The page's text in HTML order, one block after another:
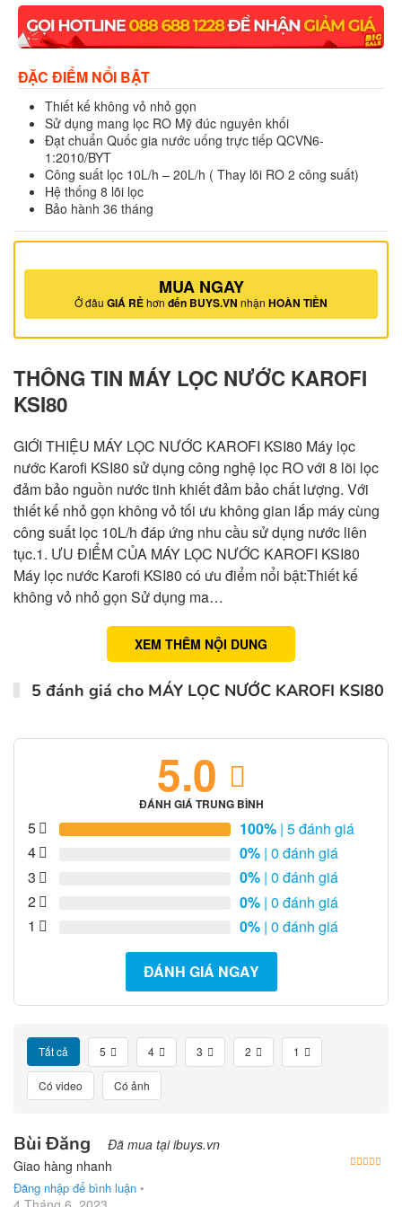
ĐẶC ĐIỂM NỔI BẬT
Thiết kế không vỏ nhỏ gọn
Sử dụng mang lọc RO Mỹ đúc nguyên khối
Đạt chuẩn Quốc gia nước uống trực tiếp QCVN6-
1:2010/BYT
Công suất lọc 10L/h – 20L/h ( Thay lõi RO 2 công suất)
Hệ thống 8 lõi lọc
Bảo hành 36 tháng
MUA NGAY
Ở đâu GIÁ RẺhơn đến BUYS.VN nhận HOÀN TIỀN
THÔNG TIN MÁY LỌC NƯỚC KAROFI
KSI80
GIỚI THIỆU MÁY LỌC NƯỚC KAROFI KSI80 Máy lọc
nước Karofi KSI80 sử dụng công nghệ lọc RO với 8 lõi lọc
đảm bảo nguồn nước tinh khiết đảm bảo chất lượng. Với
thiết kế nhỏ gọn không vỏ tối ưu không gian lắp máy cùng
công suất lọc 10L/h đáp ứng nhu cầu sử dụng nước liên
tục.1. ƯU ĐIỂM CỦA MÁY LỌC NƯỚC KAROFI KSI80
Máy lọc nước Karofi KSI80 có ưu điểm nổi bật:Thiết kế
không vỏ nhỏ gọn Sử dụng ma…
XEM THÊM NỘI DUNG
5 đánh giá cho MÁY LỌC NƯỚC KAROFI KSI80
5.0
ĐÁNH GIÁ TRUNG BÌNH
5 100% | 5 đánh giá
4
0% | 0 đánh giá
3
0% | 0 đánh giá
2
0% | 0 đánh giá
1
0% | 0 đánh giá
ĐÁNH GIÁ NGAY
Tất cả 5 4 3 2 1
Có video Có ảnh
Bùi Đăng Đã mua tại ibuys.vn
Giao hàng nhanh
Đăng nhập để bình luận •